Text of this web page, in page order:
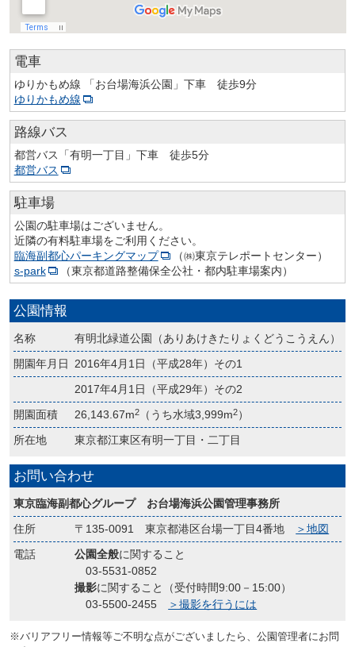
電車
ゆりかもめ線 「お台場海浜公園」下車 徒歩9分
ゆりかもめ線
路線バス
都営バス「有明一丁目」下車 徒歩5分
都営バス
駐車場
公園の駐車場はございません。
近隣の有料駐車場をご利用ください。
臨海副都心パーキングマップ
（㈱東京テレポートセンター）
s-park
（東京都道路整備保全公社・都内駐車場案内）
公園情報
名称
有明北緑道公園（ありあけきたりょくどうこうえん）
開園年月日
2016年4月1日（平成28年）その1
2017年4月1日（平成29年）その2
開園面積
26,143.67m2 （うち水域3,999m2）
所在地
東京都江東区有明一丁目・二丁目
お問い合わせ
東京臨海副都心グループ お台場海浜公園管理事務所
住所
〒135-0091 東京都港区台場一丁目4番地
＞地図
電話
公園全般に関すること
03-5531-0852
撮影に関すること（受付時間9:00－15:00）
03-5500-2455
＞撮影を行うには
※バリアフリー情報等ご不明な点がございましたら、公園管理者にお問